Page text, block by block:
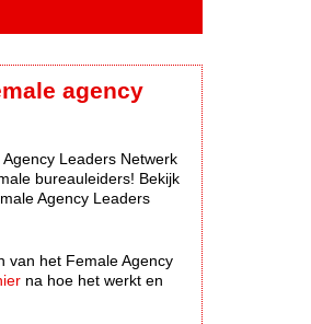
agency
Leaders Netwerk
bureauleiders! Bekijk
Agency Leaders
van het Female Agency
na hoe het werkt en